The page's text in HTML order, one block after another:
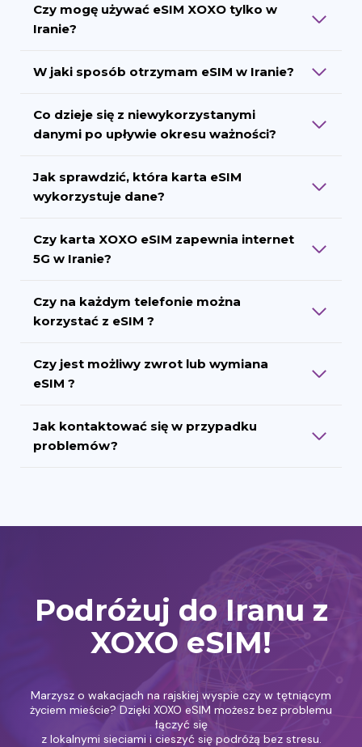
Czy mogę używać eSIM XOXO tylko w
Iranie?
W jaki sposób otrzymam eSIM w Iranie?
Co dzieje się z niewykorzystanymi
danymi po upływie okresu ważności?
Jak sprawdzić, która karta eSIM
wykorzystuje dane?
Czy karta XOXO eSIM zapewnia internet
5G w Iranie?
Czy na każdym telefonie można
korzystać z eSIM ?
Czy jest możliwy zwrot lub wymiana
eSIM ?
Jak kontaktować się w przypadku
problemów?
Podróżuj do Iranu z
XOXO eSIM!
Marzysz o wakacjach na rajskiej wyspie czy w tętniącym
życiem mieście? Dzięki XOXO eSIM możesz bez problemu
łączyć się
z lokalnymi sieciami i cieszyć się podróżą bez stresu.